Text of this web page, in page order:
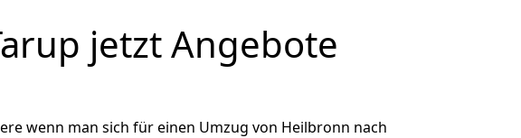
jetzt Angebote
wenn man sich für einen Umzug von Heilbronn nach